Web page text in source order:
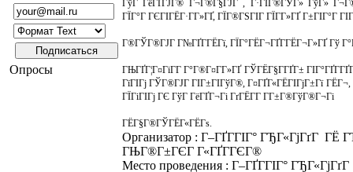
Опросы
ГўГ ГёГҐГЈГ® Г¬Г®Г§ГЈГ , Г·ГІГ®ГЎГ» ГўГ»
ГЇГ°Г ГЄГІГЁГ·Г­Г»ГҐ, ГЇГ®ГЅГІГ ГЇГ­Г»ГҐ Г±ГІГ°Г
Г®ГЎГ®ГЈГ Г№ГҐГ­ГЁГї, ГЇГ°ГЁГ¬ГҐГ­ГЁГ¬Г»ГҐ Гў
ГЊГҐГ¦Г¤ГіГ­Г Г°Г®Г¤Г­Г»ГҐ ГЎГЁГ§Г­ГҐГ±
ГїГІГј ГЎГ®ГЈГ ГІГ±ГІГўГ®, Г¤ГҐГ«ГЁГІГјГ±Гї
ГЇГіГІГј ГЄ ГўГ ГёГҐГ¬Гі ГґГЁГ­Г Г­Г±Г®ГўГ®Г¬Гі
ГЁГ§Г®ГЎГЁГ«ГЁГѕ.
Организатор : Г–ГҐГ­ГІГ° ГЂГ«ГјГґГ ГЁ
ГЊГ®Г±ГЄГ Г«ГҐГ­ГЄГ®
Место проведения : Г–ГҐГ­ГІГ°